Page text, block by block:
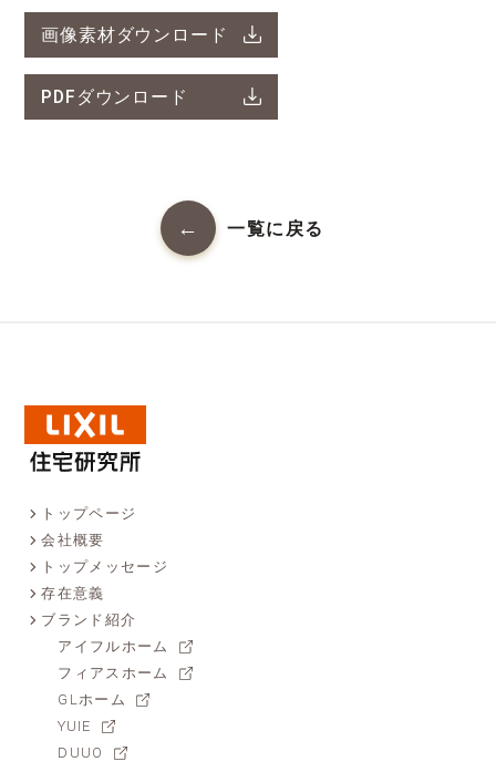
画像素材ダウンロード
PDFダウンロード
一覧に戻る
トップページ
会社概要
トップメッセージ
存在意義
ブランド紹介
アイフルホーム
フィアスホーム
GLホーム
YUIE
DUUO